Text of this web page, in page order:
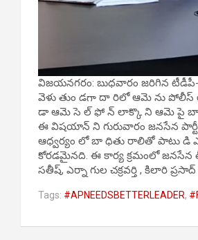
విజయనగరం: బుధవారం జరిగిన
వెళు తుం డగా దా రిలో ఆమె ను పోలీస్
డా ఆమె సె ల్ ఫో న్ లాక్కొ ని ఆమె పై బా
ఈ విషయాన్ ని గురువారం జనసేన
ఆధ్వర్యం లో బా ధితు రాలితో పాటు డి
కోరడమైనది. ఈ కార్య క్రమంలో జనసేన
సతీష్, ఎర్నా గుల చక్రవర్తి , కిలారి
Tags: #APNEEDSBETTERLEADER,